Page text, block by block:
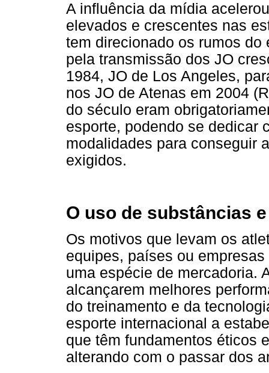
A influência da mídia
elevados e crescentes nas
tem direcionado os rumos
pela transmissão dos JO
1984, JO de Los Angeles,
nos JO de Atenas em 2004
do século eram
esporte, podendo se dedicar
modalidades para conseguir
exigidos.
O uso de substâncias
Os motivos que levam os
equipes, países ou
uma espécie de mercadoria.
alcançarem melhores
do treinamento e da
esporte internacional a
que têm fundamentos éticos
alterando com o passar dos